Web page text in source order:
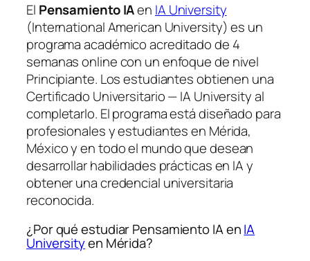
El Pensamiento IAen IA University
(International American University) es un
programa académico acreditado de 4
semanas online con un enfoque de nivel
Principiante. Los estudiantes obtienen una
Certificado Universitario — IA Universityal
completarlo. El programa está diseñado para
profesionales y estudiantes en Mérida,
México y en todo el mundo que desean
desarrollar habilidades prácticas en IA y
obtener una credencial universitaria
reconocida.
¿Por qué estudiar Pensamiento IA enIA
Universityen Mérida?